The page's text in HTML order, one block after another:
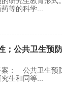
等的科学
；公共卫生预
： 公共卫生预
生和同等